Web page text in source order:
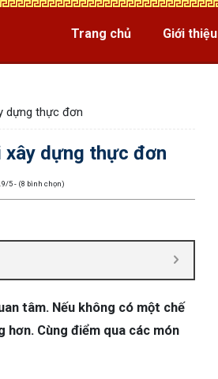
Trang chủ Giới thiệu
dựng thực đơn
xây dựng thực đơn
5 - (8 bình chọn)
tâm. Nếu không có một chế
Cùng điểm qua các món